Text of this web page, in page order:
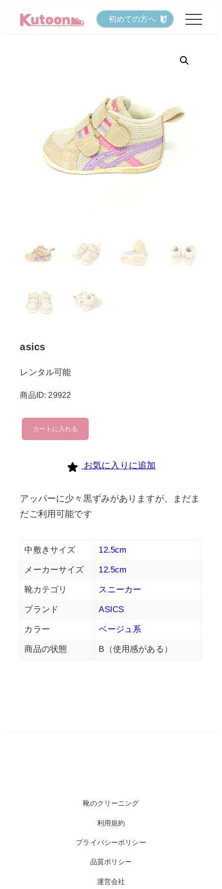
初めての方へ
asics
レンタル可能
商品ID: 29922
asics
個
カートに入れる
お気に入りに追加
アッパーに少々黒ずみがありますが、まだま
だご利用可能です
中敷きサイズ 12.5cm
メーカーサイズ 12.5cm
靴カテゴリ スニーカー
ブランド ASICS
カラー ベージュ系
商品の状態 B（使用感がある）
靴のクリーニング
利用規約
プライバシーポリシー
品質ポリシー
運営会社